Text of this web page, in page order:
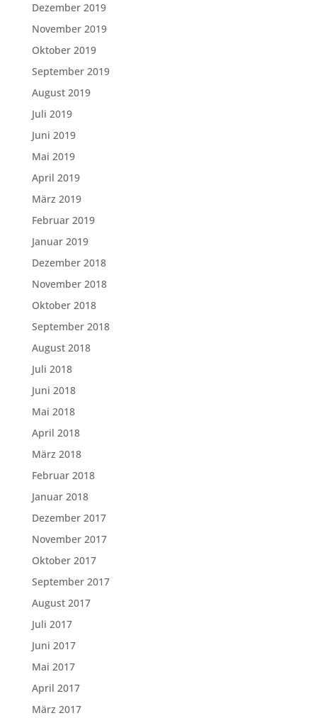
Dezember 2019
November 2019
Oktober 2019
September 2019
August 2019
Juli 2019
Juni 2019
Mai 2019
April 2019
März 2019
Februar 2019
Januar 2019
Dezember 2018
November 2018
Oktober 2018
September 2018
August 2018
Juli 2018
Juni 2018
Mai 2018
April 2018
März 2018
Februar 2018
Januar 2018
Dezember 2017
November 2017
Oktober 2017
September 2017
August 2017
Juli 2017
Juni 2017
Mai 2017
April 2017
März 2017